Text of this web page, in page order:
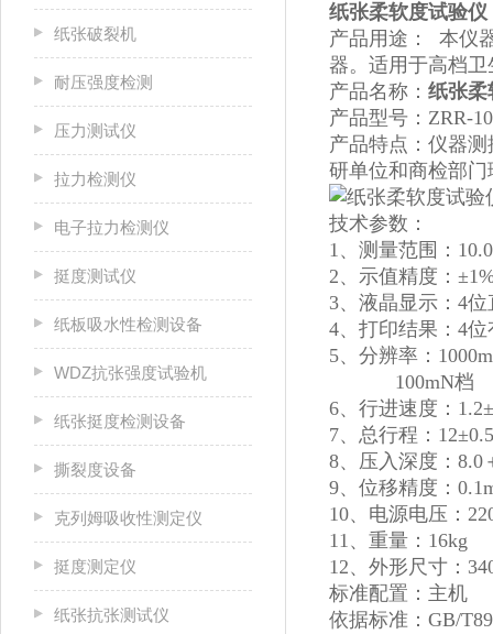
纸张破裂机
耐压强度检测
压力测试仪
拉力检测仪
电子拉力检测仪
挺度测试仪
纸板吸水性检测设备
WDZ抗张强度试验机
纸张挺度检测设备
撕裂度设备
克列姆吸收性测定仪
挺度测定仪
纸张抗张测试仪
纸张柔软度试验仪
产品用途： 本仪
器。适用于高档
产品名称： 纸张柔
产品型号：ZRR-
产品特点：仪器
研单位和商检部
技术参数：
1、测量范围：
2、示值精度：
3、液晶显示：4位
4、打印结果：4
5、分辨率：
100mN档
6、行进速度：
7、总行程：
8、压入深度：8.0
9、位移精度：
10、电源电压：
11、重量：16kg
12、外形尺寸：
标准配置：主机
依据标准：GB/